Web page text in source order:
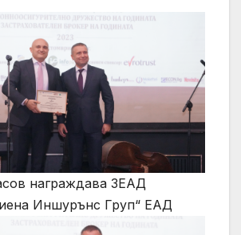
награждава ЗЕАД
Иншурънс Груп“ ЕАД